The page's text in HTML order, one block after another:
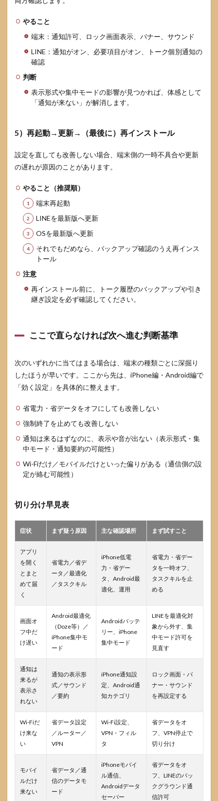
やること
端末：通知許可、ロック画面表示、バナー、サウンド
LINE：通知がオン、必要項目がオン、トーク個別通知の
確認
判断
表示形式や集中モードの影響が見つかれば、体感として
「通知が来ない」が解消します。
5）再起動→更新→（最後に）再インストール
設定を直しても改善しない場合、端末側の一時不具合や更新
の遅れが原因のことがあります。
やること（推奨順）
端末再起動
LINEを最新版へ更新
OSを最新版へ更新
それでもだめなら、バックアップ確認のうえ再インス
トール
注意
再インストール前に、トーク履歴のバックアップや引き
継ぎ設定を必ず確認してください。
ここで直らなければ次へ進む判断基準
次のいずれかに当てはまる場合は、端末の種類ごとに深掘り
したほうが早いです。ここから先は、iPhone編・Android編で
「効く設定」を具体的に整えます。
省電力・省データをオフにしても改善しない
強制終了を止めても改善しない
通知は来るはずなのに、表示や音が出ない（表示形式・集
中モード・通知要約の可能性）
Wi-Fiだけ／モバイルだけといった偏りがある（通信側の設
定が絡む可能性）
切り分け早見表
症状 まず疑う原因 主な確認場所 まず試すこと
アプリ
を開く
とまと
めて届
く
省電力／省デ
ータ／最適化
／タスクキル
iPhone低電
力・省デー
タ、Android最
適化、運用
省電力・省デー
タを一時オフ、
タスクキルを止
める
画面オ
フ中だ
け遅い
Android最適化
（Doze等）／
iPhone集中モ
ード
Androidバッテ
リー、iPhone
集中モード
LINEを最適化対
象から外す、集
中モード許可を
見直す
通知は
来るが
表示さ
れない
通知の表示形
式／サウンド
／要約
iPhone通知設
定、Android通
知カテゴリ
ロック画面・バ
ナー・サウンド
を再設定する
Wi-Fiだ
け来な
い
省データ設定
／ルーター／
VPN
Wi-Fi設定、
VPN・フィル
タ
省データをオ
フ、VPN停止で
切り分け
モバイ
ルだけ
来ない
省データ／通
信のデータモ
ード
iPhoneモバイ
ル通信、
Androidデータ
セーバー
省データをオ
フ、LINEのバッ
クグラウンド通
信許可